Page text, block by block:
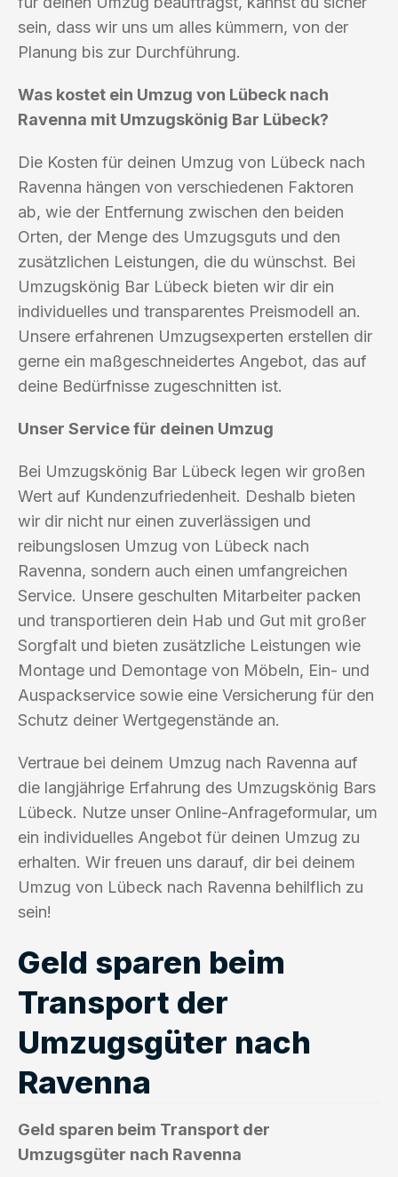
sein, dass wir uns um alles kümmern, von der
Planung bis zur Durchführung.
Was kostet ein Umzug von Lübeck nach
Ravenna mit Umzugskönig Bar Lübeck?
Die Kosten für deinen Umzug von Lübeck nach
Ravenna hängen von verschiedenen Faktoren
ab, wie der Entfernung zwischen den beiden
Orten, der Menge des Umzugsguts und den
zusätzlichen Leistungen, die du wünschst. Bei
Umzugskönig Bar Lübeck bieten wir dir ein
individuelles und transparentes Preismodell an.
Unsere erfahrenen Umzugsexperten erstellen dir
gerne ein maßgeschneidertes Angebot, das auf
deine Bedürfnisse zugeschnitten ist.
Unser Service für deinen Umzug
Bei Umzugskönig Bar Lübeck legen wir großen
Wert auf Kundenzufriedenheit. Deshalb bieten
wir dir nicht nur einen zuverlässigen und
reibungslosen Umzug von Lübeck nach
Ravenna, sondern auch einen umfangreichen
Service. Unsere geschulten Mitarbeiter packen
und transportieren dein Hab und Gut mit großer
Sorgfalt und bieten zusätzliche Leistungen wie
Montage und Demontage von Möbeln, Ein- und
Auspackservice sowie eine Versicherung für den
Schutz deiner Wertgegenstände an.
Vertraue bei deinem Umzug nach Ravenna auf
die langjährige Erfahrung des Umzugskönig Bars
Lübeck. Nutze unser Online-Anfrageformular, um
ein individuelles Angebot für deinen Umzug zu
erhalten. Wir freuen uns darauf, dir bei deinem
Umzug von Lübeck nach Ravenna behilflich zu
sein!
Geld sparen beim
Transport der
Umzugsgüter nach
Ravenna
Geld sparen beim Transport der
Umzugsgüter nach Ravenna